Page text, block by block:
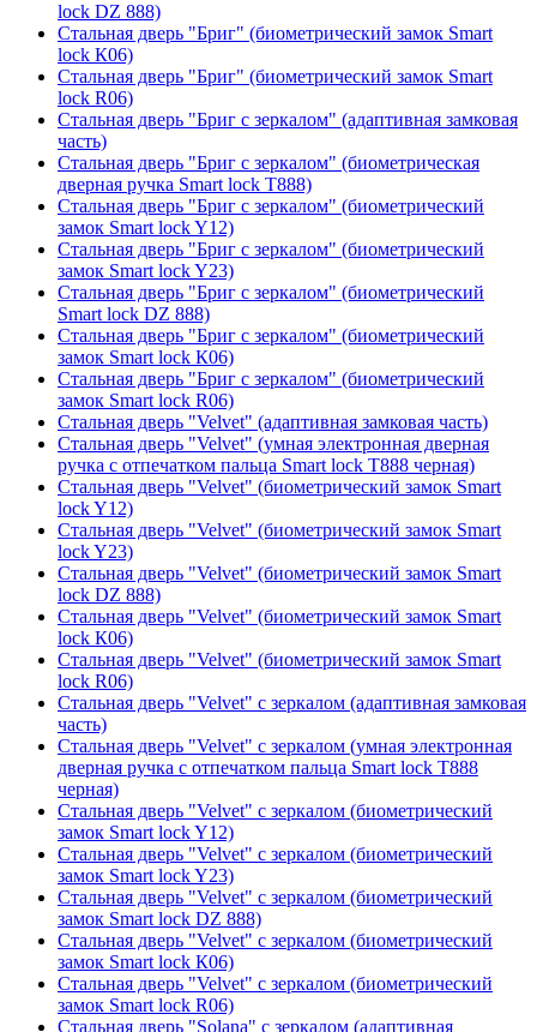
lock DZ 888)
Стальная дверь "Бриг" (биометрический замок Smart
lock К06)
Стальная дверь "Бриг" (биометрический замок Smart
lock R06)
Стальная дверь "Бриг с зеркалом" (адаптивная замковая
часть)
Стальная дверь "Бриг с зеркалом" (биометрическая
дверная ручка Smart lock T888)
Стальная дверь "Бриг с зеркалом" (биометрический
замок Smart lock Y12)
Стальная дверь "Бриг с зеркалом" (биометрический
замок Smart lock Y23)
Стальная дверь "Бриг с зеркалом" (биометрический
Smart lock DZ 888)
Стальная дверь "Бриг с зеркалом" (биометрический
замок Smart lock К06)
Стальная дверь "Бриг с зеркалом" (биометрический
замок Smart lock R06)
Стальная дверь "Velvet" (адаптивная замковая часть)
Стальная дверь "Velvet" (умная электронная дверная
ручка с отпечатком пальца Smart lock T888 черная)
Стальная дверь "Velvet" (биометрический замок Smart
lock Y12)
Стальная дверь "Velvet" (биометрический замок Smart
lock Y23)
Стальная дверь "Velvet" (биометрический замок Smart
lock DZ 888)
Стальная дверь "Velvet" (биометрический замок Smart
lock К06)
Стальная дверь "Velvet" (биометрический замок Smart
lock R06)
Стальная дверь "Velvet" с зеркалом (адаптивная замковая
часть)
Стальная дверь "Velvet" с зеркалом (умная электронная
дверная ручка с отпечатком пальца Smart lock T888
черная)
Стальная дверь "Velvet" с зеркалом (биометрический
замок Smart lock Y12)
Стальная дверь "Velvet" с зеркалом (биометрический
замок Smart lock Y23)
Стальная дверь "Velvet" с зеркалом (биометрический
замок Smart lock DZ 888)
Стальная дверь "Velvet" с зеркалом (биометрический
замок Smart lock К06)
Стальная дверь "Velvet" с зеркалом (биометрический
замок Smart lock R06)
Стальная дверь "Solana" с зеркалом (адаптивная